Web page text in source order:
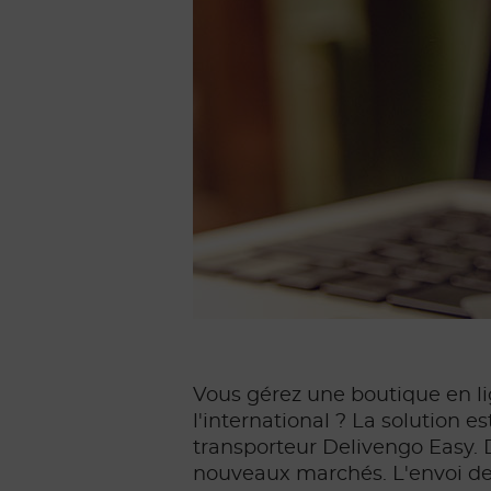
Vous gérez une boutique en
l'international ? La solution
transporteur Delivengo Easy.
nouveaux marchés. L'envoi